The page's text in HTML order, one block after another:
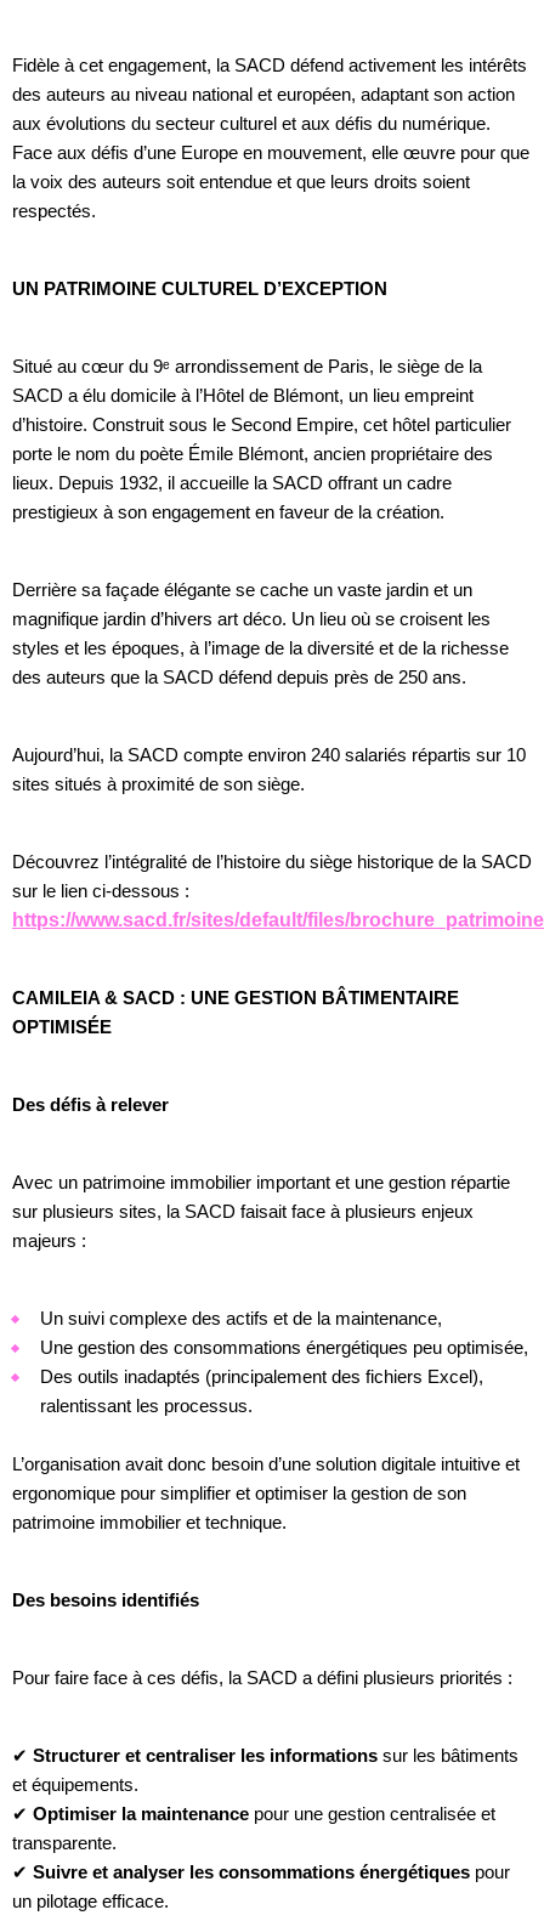
Fidèle à cet engagement, la SACD défend activement les intérêts
des auteurs au niveau national et européen, adaptant son action
aux évolutions du secteur culturel et aux défis du numérique.
Face aux défis d’une Europe en mouvement, elle œuvre pour que
la voix des auteurs soit entendue et que leurs droits soient
respectés.
UN PATRIMOINE CULTUREL D’EXCEPTION
Situé au cœur du 9ᵉ arrondissement de Paris, le siège de la
SACD a élu domicile à l’Hôtel de Blémont, un lieu empreint
d’histoire. Construit sous le Second Empire, cet hôtel particulier
porte le nom du poète Émile Blémont, ancien propriétaire des
lieux. Depuis 1932, il accueille la SACD offrant un cadre
prestigieux à son engagement en faveur de la création.
Derrière sa façade élégante se cache un vaste jardin et un
magnifique jardin d’hivers art déco. Un lieu où se croisent les
styles et les époques, à l’image de la diversité et de la richesse
des auteurs que la SACD défend depuis près de 250 ans.
Aujourd’hui, la SACD compte environ 240 salariés répartis sur 10
sites situés à proximité de son siège.
Découvrez l’intégralité de l’histoire du siège historique de la SACD
sur le lien ci-dessous :
https://www.sacd.fr/sites/default/files/
CAMILEIA & SACD : UNE GESTION BÂTIMENTAIRE
OPTIMISÉE
Des défis à relever
Avec un patrimoine immobilier important et une gestion répartie
sur plusieurs sites, la SACD faisait face à plusieurs enjeux
majeurs :
Un suivi complexe des actifs et de la maintenance,
Une gestion des consommations énergétiques peu optimisée,
Des outils inadaptés (principalement des fichiers Excel),
ralentissant les processus.
L’organisation avait donc besoin d’une solution digitale intuitive et
ergonomique pour simplifier et optimiser la gestion de son
patrimoine immobilier et technique.
Des besoins identifiés
Pour faire face à ces défis, la SACD a défini plusieurs priorités :
✔ Structurer et centraliser les informations sur les bâtiments
et équipements.
✔ Optimiser la maintenance pour une gestion centralisée et
transparente.
✔ Suivre et analyser les consommations énergétiques pour
un pilotage efficace.